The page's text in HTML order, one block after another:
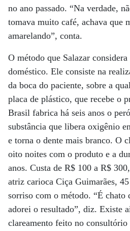
no ano passado. “Na verdade,
tomava muito café, achava que
amarelando”, conta.
O método que Salazar
doméstico. Ele consiste na
da boca do paciente, sobre a
placa de plástico, que recebe o
Brasil fabrica há seis anos o
substância que libera oxigênio
e torna o dente mais branco. O
oito noites com o produto e a
anos. Custa de R$ 100 a R$
atriz carioca Ciça Guimarães,
sorriso com o método. “É chato
adorei o resultado”, diz. Existe
clareamento feito no